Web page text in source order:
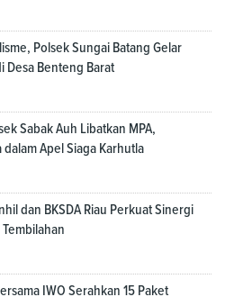
Polsek Sungai Batang Gelar
Desa Benteng Barat
Sabak Auh Libatkan MPA,
Apel Siaga Karhutla
dan BKSDA Riau Perkuat Sinergi
IWO Serahkan 15 Paket